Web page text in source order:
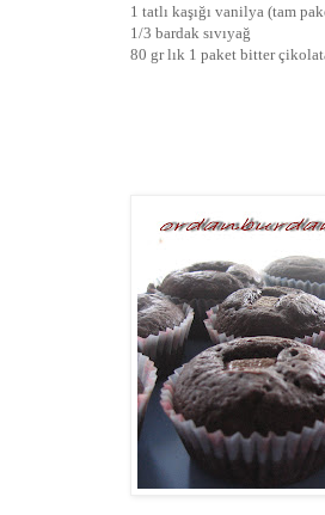
1 tatlı kaşığı vanilya (tam
1/3 bardak sıvıyağ
80 gr lık 1 paket bitter